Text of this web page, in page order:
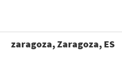
zaragoza, Zaragoza, ES